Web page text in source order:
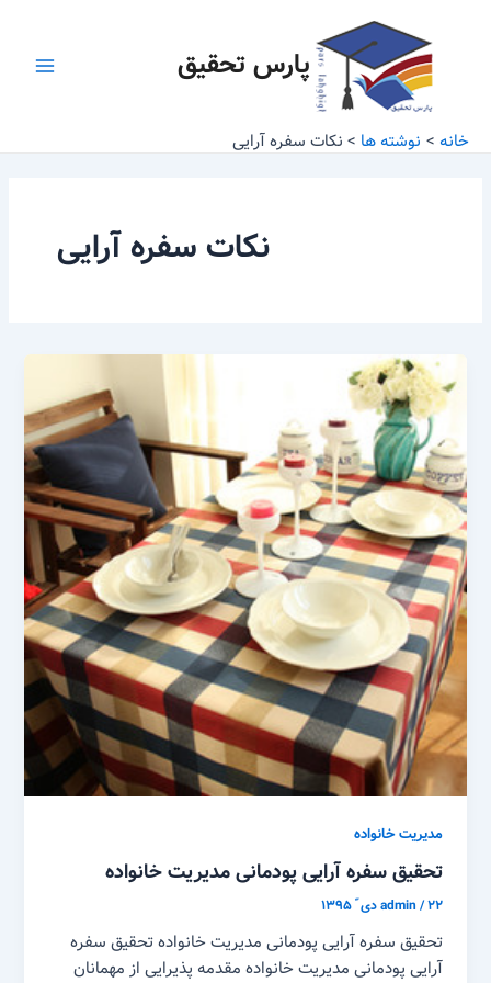
پارس تحقیق
خانه نوشته ها نکات سفره آرایی
نکات سفره آرایی
مدیریت خانواده
تحقیق سفره آرایی پودمانی مدیریت خانواده
admin/۲۲ دی ّ ۱۳۹۵
تحقیق سفره آرایی پودمانی مدیریت خانواده تحقیق سفره
آرایی پودمانی مدیریت خانواده مقدمه پذیرایی از مهمانان